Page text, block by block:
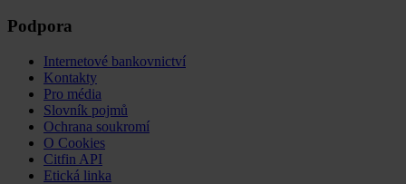
Podpora
Internetové bankovnictví
Kontakty
Pro média
Slovník pojmů
Ochrana soukromí
O Cookies
Citfin API
Etická linka